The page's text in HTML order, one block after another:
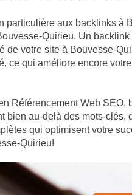
particulière aux backlinks à
Quirieu. Un
de votre site à Bouvesse-
ce qui améliore encore
Référencement Web
bien au-delà des mots-
qui optimisent votre
Quirieu!